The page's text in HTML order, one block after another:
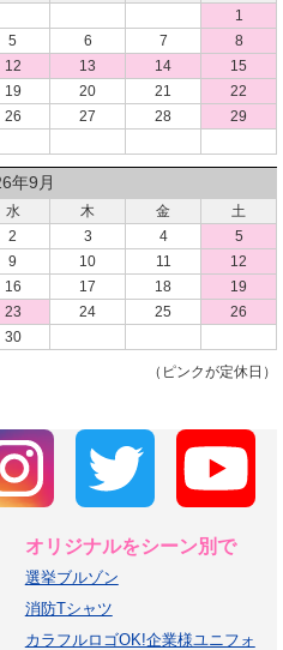
1
5 6 7
8
12 13 14
15
19 20 21
22
26 27 28
29
年9月
水 木 金
土
2 3 4
5
9 10 11
12
16 17 18
19
23 24 25
26
30
（ピンクが定休日）
オリジナルをシーン別で
選挙ブルゾン
消防Tシャツ
カラフルロゴOK!企業様ユニフォ